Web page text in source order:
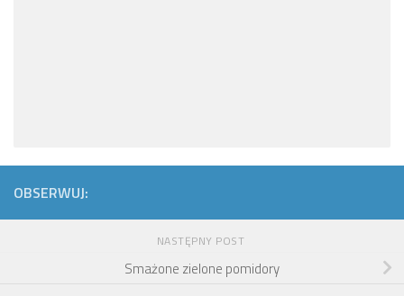
OBSERWUJ:
NASTĘPNY POST
Smażone zielone pomidory